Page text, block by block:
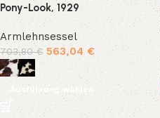
Pony-Look, 1929
Armlehnsessel
703,80€ 563,04€
Ausführung wählen